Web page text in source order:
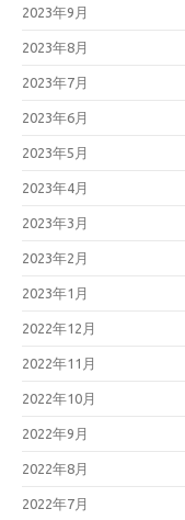
2023年9月
2023年8月
2023年7月
2023年6月
2023年5月
2023年4月
2023年3月
2023年2月
2023年1月
2022年12月
2022年11月
2022年10月
2022年9月
2022年8月
2022年7月